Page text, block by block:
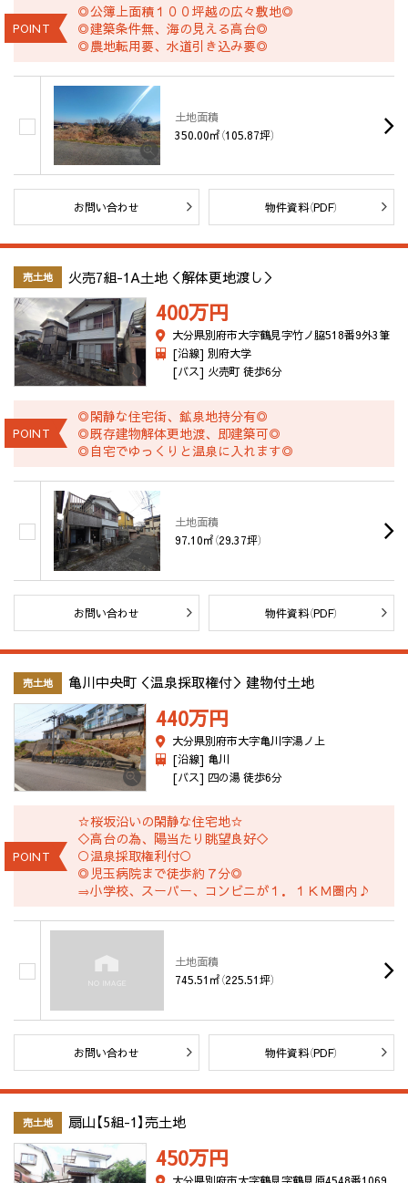
POINT
◎公簿上面積１００坪越の広々敷地◎
◎建築条件無、海の見える高台◎
◎農地転用要、水道引き込み要◎
土地面積
350.00㎡（105.87坪）
お問い合わせ 物件資料（PDF）
売土地 火売7組-1A土地＜解体更地渡し＞
400万円
大分県別府市大字鶴見字竹ノ脇518番9外3筆
[沿線] 別府大学
[バス] 火売町 徒歩6分
POINT
◎閑静な住宅街、鉱泉地持分有◎
◎既存建物解体更地渡、即建築可◎
◎自宅でゆっくりと温泉に入れます◎
土地面積
97.10㎡（29.37坪）
お問い合わせ 物件資料（PDF）
売土地 亀川中央町＜温泉採取権付＞建物付土地
440万円
大分県別府市大字亀川字湯ノ上
[沿線] 亀川
[バス] 四の湯 徒歩6分
POINT
☆桜坂沿いの閑静な住宅地☆
◇高台の為、陽当たり眺望良好◇
○温泉採取権利付○
◎児玉病院まで徒歩約７分◎
⇒小学校、スーパー、コンビニが１．１ＫＭ圏内♪
土地面積
745.51㎡（225.51坪）
お問い合わせ 物件資料（PDF）
売土地 扇山【5組-1】売土地
450万円